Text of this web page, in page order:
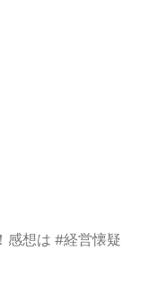
感想は #経営懐疑